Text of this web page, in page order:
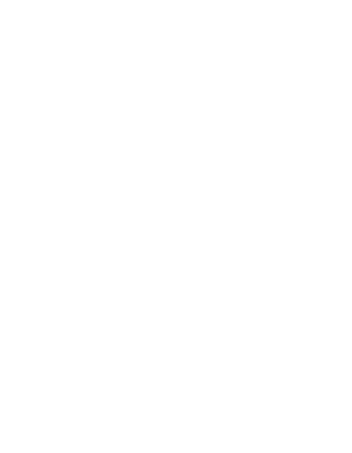
últimos tres años
con atribuciones para realizar obra pública, con
de Jalisco que a la letra dice…
del dicho Sistema, y tiene como objetivo principal
artículo 107 Ter, III, de la Constitución Política del